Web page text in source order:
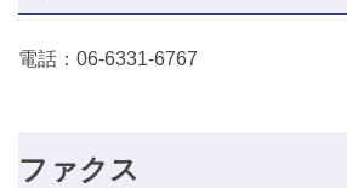
電話：06-6331-6767
ファクス